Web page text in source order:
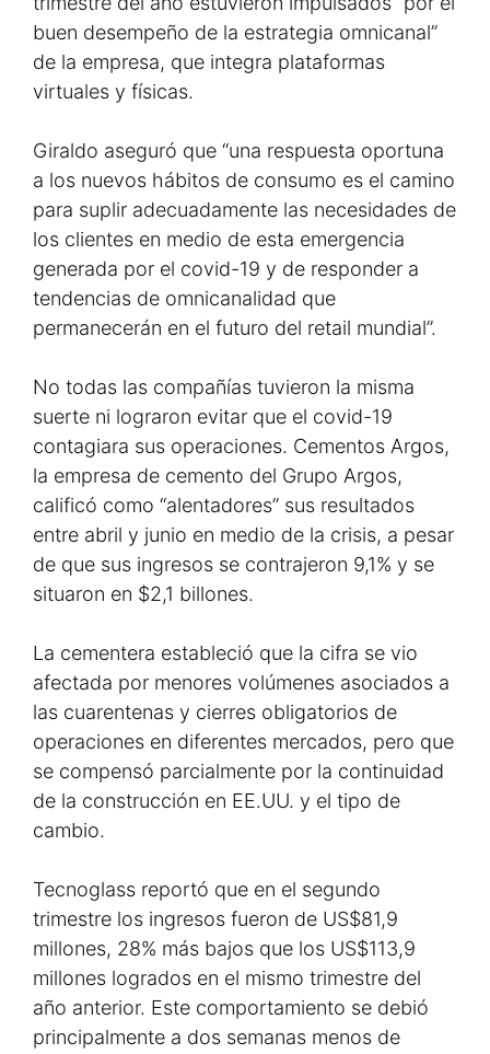
buen desempeño de la estrategia omnicanal”
de la empresa, que integra plataformas
virtuales y físicas.
Giraldo aseguró que “una respuesta oportuna
a los nuevos hábitos de consumo es el camino
para suplir adecuadamente las necesidades de
los clientes en medio de esta emergencia
generada por el covid-19 y de responder a
tendencias de omnicanalidad que
permanecerán en el futuro del retail mundial”.
No todas las compañías tuvieron la misma
suerte ni lograron evitar que el covid-19
contagiara sus operaciones. Cementos Argos,
la empresa de cemento del Grupo Argos,
calificó como “alentadores” sus resultados
entre abril y junio en medio de la crisis, a pesar
de que sus ingresos se contrajeron 9,1% y se
situaron en $2,1 billones.
La cementera estableció que la cifra se vio
afectada por menores volúmenes asociados a
las cuarentenas y cierres obligatorios de
operaciones en diferentes mercados, pero que
se compensó parcialmente por la continuidad
de la construcción en EE.UU. y el tipo de
cambio.
Tecnoglass reportó que en el segundo
trimestre los ingresos fueron de US$81,9
millones, 28% más bajos que los US$113,9
millones logrados en el mismo trimestre del
año anterior. Este comportamiento se debió
principalmente a dos semanas menos de